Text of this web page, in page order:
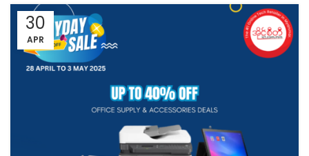
30
APR